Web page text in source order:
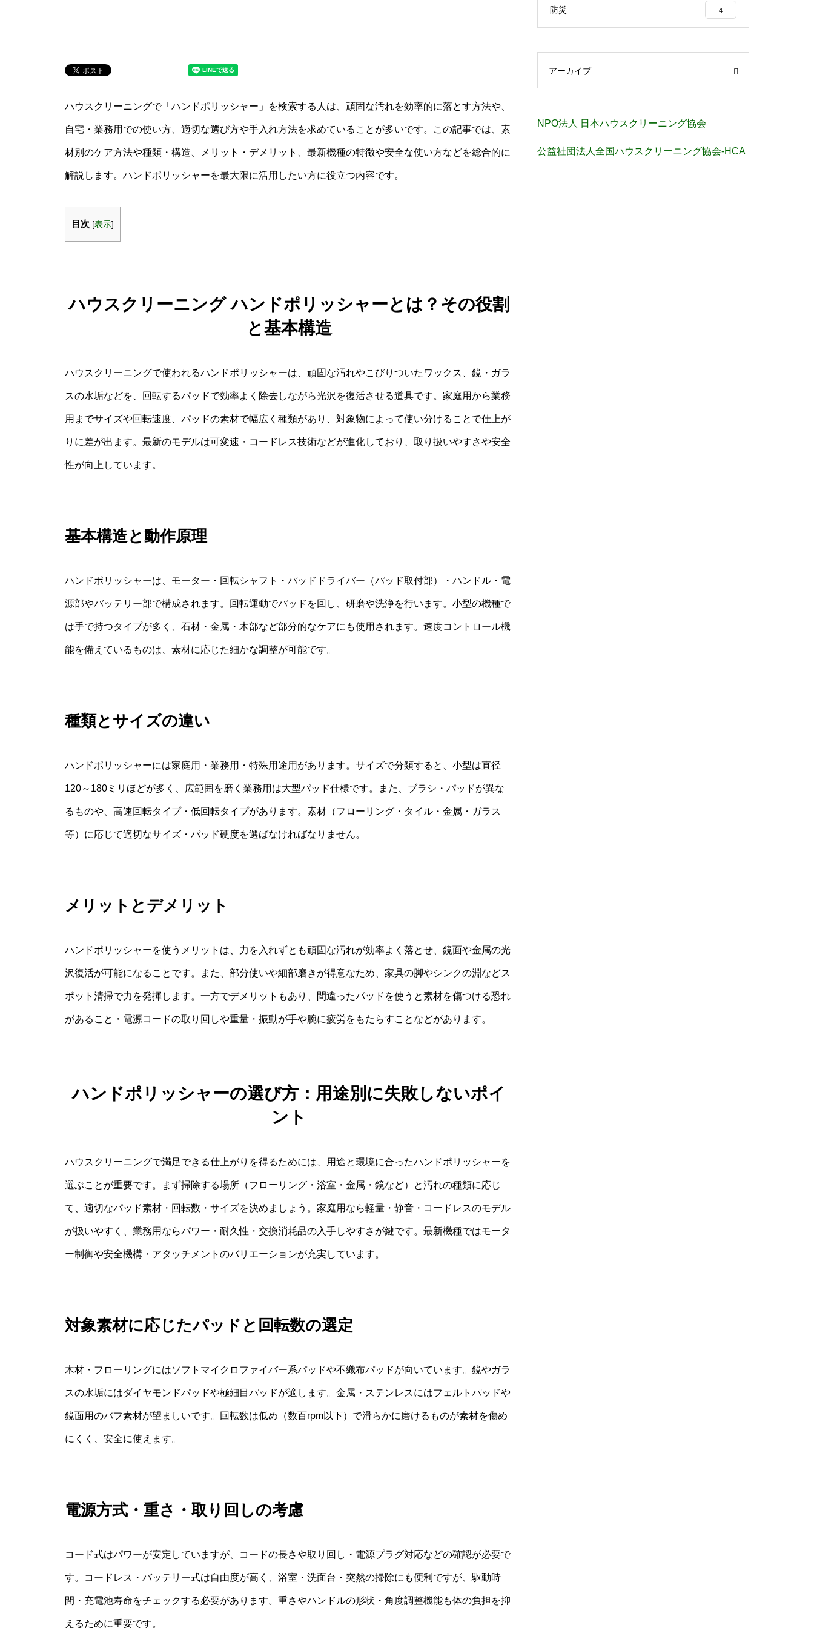
ハウスクリーニングで「ハンドポリッシャー」を検索する人は、頑固な汚れを効率的に落とす方法や、
自宅・業務用での使い方、適切な選び方や手入れ方法を求めていることが多いです。この記事では、素
材別のケア方法や種類・構造、メリット・デメリット、最新機種の特徴や安全な使い方などを総合的に
解説します。ハンドポリッシャーを最大限に活用したい方に役立つ内容です。
目次 [表示]
ハウスクリーニング ハンドポリッシャーとは？その役割
と基本構造
ハウスクリーニングで使われるハンドポリッシャーは、頑固な汚れやこびりついたワックス、鏡・ガラ
スの水垢などを、回転するパッドで効率よく除去しながら光沢を復活させる道具です。家庭用から業務
用までサイズや回転速度、パッドの素材で幅広く種類があり、対象物によって使い分けることで仕上が
りに差が出ます。最新のモデルは可変速・コードレス技術などが進化しており、取り扱いやすさや安全
性が向上しています。
基本構造と動作原理
ハンドポリッシャーは、モーター・回転シャフト・パッドドライバー（パッド取付部）・ハンドル・電
源部やバッテリー部で構成されます。回転運動でパッドを回し、研磨や洗浄を行います。小型の機種で
は手で持つタイプが多く、石材・金属・木部など部分的なケアにも使用されます。速度コントロール機
能を備えているものは、素材に応じた細かな調整が可能です。
種類とサイズの違い
ハンドポリッシャーには家庭用・業務用・特殊用途用があります。サイズで分類すると、小型は直径
120～180ミリほどが多く、広範囲を磨く業務用は大型パッド仕様です。また、ブラシ・パッドが異な
るものや、高速回転タイプ・低回転タイプがあります。素材（フローリング・タイル・金属・ガラス
等）に応じて適切なサイズ・パッド硬度を選ばなければなりません。
メリットとデメリット
ハンドポリッシャーを使うメリットは、力を入れずとも頑固な汚れが効率よく落とせ、鏡面や金属の光
沢復活が可能になることです。また、部分使いや細部磨きが得意なため、家具の脚やシンクの淵などス
ポット清掃で力を発揮します。一方でデメリットもあり、間違ったパッドを使うと素材を傷つける恐れ
があること・電源コードの取り回しや重量・振動が手や腕に疲労をもたらすことなどがあります。
ハンドポリッシャーの選び方：用途別に失敗しないポイ
ント
ハウスクリーニングで満足できる仕上がりを得るためには、用途と環境に合ったハンドポリッシャーを
選ぶことが重要です。まず掃除する場所（フローリング・浴室・金属・鏡など）と汚れの種類に応じ
て、適切なパッド素材・回転数・サイズを決めましょう。家庭用なら軽量・静音・コードレスのモデル
が扱いやすく、業務用ならパワー・耐久性・交換消耗品の入手しやすさが鍵です。最新機種ではモータ
ー制御や安全機構・アタッチメントのバリエーションが充実しています。
対象素材に応じたパッドと回転数の選定
木材・フローリングにはソフトマイクロファイバー系パッドや不織布パッドが向いています。鏡やガラ
スの水垢にはダイヤモンドパッドや極細目パッドが適します。金属・ステンレスにはフェルトパッドや
鏡面用のバフ素材が望ましいです。回転数は低め（数百rpm以下）で滑らかに磨けるものが素材を傷め
にくく、安全に使えます。
電源方式・重さ・取り回しの考慮
コード式はパワーが安定していますが、コードの長さや取り回し・電源プラグ対応などの確認が必要で
す。コードレス・バッテリー式は自由度が高く、浴室・洗面台・突然の掃除にも便利ですが、駆動時
間・充電池寿命をチェックする必要があります。重さやハンドルの形状・角度調整機能も体の負担を抑
えるために重要です。
防災 4
アーカイブ
NPO法人 日本ハウスクリーニング協会
公益社団法人全国ハウスクリーニング協会-HCA